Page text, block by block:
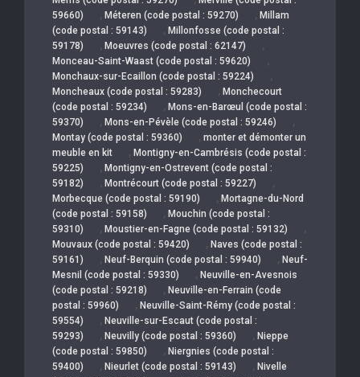
59660)
, Méteren (code postal : 59270) , Millam
(code postal : 59143)
, Millonfosse (code postal :
59178)
, Moeuvres (code postal : 62147) ,
Monceau-Saint-Waast (code postal : 59620) ,
Monchaux-sur-Ecaillon (code postal : 59224) ,
Moncheaux (code postal : 59283) , Monchecourt
(code postal : 59234)
, Mons-en-Barœul (code postal :
59370)
, Mons-en-Pévèle (code postal : 59246) ,
Montay (code postal : 59360) , monter et démonter un
meuble en kit
, Montigny-en-Cambrésis (code postal :
59225)
, Montigny-en-Ostrevent (code postal :
59182)
, Montrécourt (code postal : 59227) ,
Morbecque (code postal : 59190) , Mortagne-du-Nord
(code postal : 59158)
, Mouchin (code postal :
59310)
, Moustier-en-Fagne (code postal : 59132) ,
Mouvaux (code postal : 59420) , Naves (code postal :
59161)
, Neuf-Berquin (code postal : 59940) , Neuf-
Mesnil (code postal : 59330)
, Neuville-en-Avesnois
(code postal : 59218)
, Neuville-en-Ferrain (code
postal : 59960)
, Neuville-Saint-Rémy (code postal :
59554)
, Neuville-sur-Escaut (code postal :
59293)
, Neuvilly (code postal : 59360) , Nieppe
(code postal : 59850)
, Niergnies (code postal :
59400)
, Nieurlet (code postal : 59143) , Nivelle